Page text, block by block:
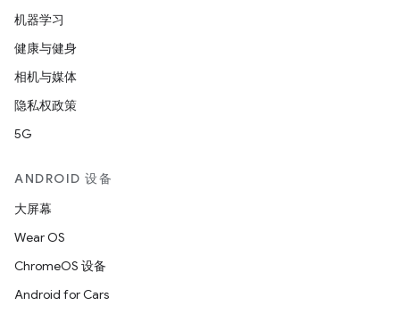
机器学习
健康与健身
相机与媒体
隐私权政策
5G
ANDROID 设备
大屏幕
Wear OS
ChromeOS 设备
Android for Cars